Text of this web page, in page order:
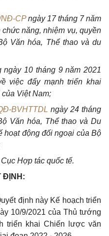
NĐ-CPngày 17 tháng 7 năm
năng, nhiệm vụ, quyền
Văn hóa, Thể thao và du
10 tháng 9 năm 2021
việc đẩy mạnh triển khai
Việt Nam;
BVHTTDL ngày 24 tháng
Văn hóa, Thể thao và Du
hoạt động đối ngoại của Bộ
Hợp tác quốc tế.
ĐỊNH:
định này Kế hoạch triển
10/9/2021 của Thủ tướng
triển khai Chiến lược văn